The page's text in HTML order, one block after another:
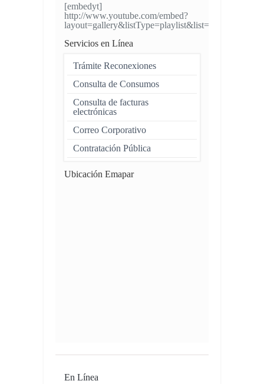
[embedyt]
http://www.youtube.com/embed?
Servicios en Línea
Trámite Reconexiones
Consulta de Consumos
Consulta de facturas
electrónicas
Correo Corporativo
Contratación Pública
Ubicación Emapar
En Línea